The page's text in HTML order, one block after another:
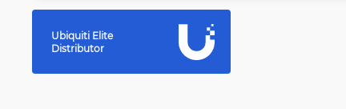
Ubiquiti Elite
Distributor